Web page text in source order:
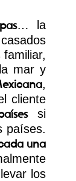
… la
mar y
,
cliente
si
países.
una
los